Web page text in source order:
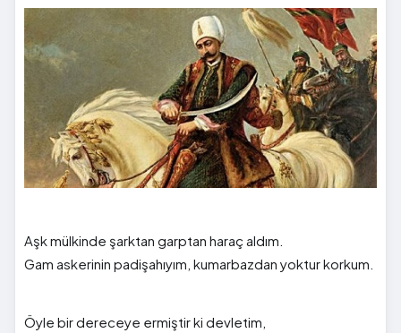
Aşk mülkinde şarktan garptan haraç aldım.
Gam askerinin padişahıyım, kumarbazdan yoktur korkum.
Öyle bir dereceye ermiştir ki devletim,